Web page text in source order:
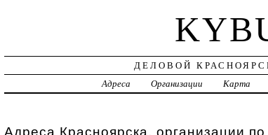
ДЕЛОВОЙ
Адреса
Организации Карта
Адреса Красноярска, организации